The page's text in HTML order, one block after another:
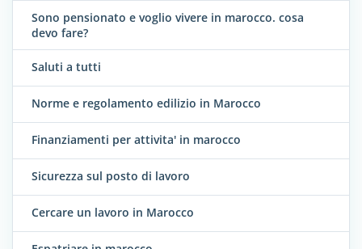
Sono pensionato e voglio vivere in marocco. cosa
devo fare?
Saluti a tutti
Norme e regolamento edilizio in Marocco
Finanziamenti per attivita' in marocco
Sicurezza sul posto di lavoro
Cercare un lavoro in Marocco